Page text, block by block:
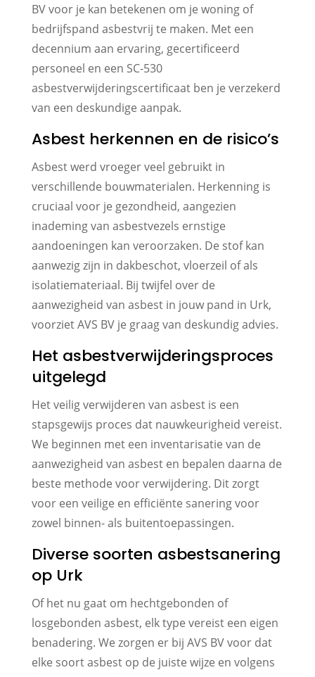
BV voor je kan betekenen om je woning of
bedrijfspand asbestvrij te maken. Met een
decennium aan ervaring, gecertificeerd
personeel en een SC-530
asbestverwijderingscertificaat ben je verzekerd
van een deskundige aanpak.
Asbest herkennen en de risico’s
Asbest werd vroeger veel gebruikt in
verschillende bouwmaterialen. Herkenning is
cruciaal voor je gezondheid, aangezien
inademing van asbestvezels ernstige
aandoeningen kan veroorzaken. De stof kan
aanwezig zijn in dakbeschot, vloerzeil of als
isolatiemateriaal. Bij twijfel over de
aanwezigheid van asbest in jouw pand in Urk,
voorziet AVS BV je graag van deskundig advies.
Het asbestverwijderingsproces
uitgelegd
Het veilig verwijderen van asbest is een
stapsgewijs proces dat nauwkeurigheid vereist.
We beginnen met een inventarisatie van de
aanwezigheid van asbest en bepalen daarna de
beste methode voor verwijdering. Dit zorgt
voor een veilige en efficiënte sanering voor
zowel binnen- als buitentoepassingen.
Diverse soorten asbestsanering
op Urk
Of het nu gaat om hechtgebonden of
losgebonden asbest, elk type vereist een eigen
benadering. We zorgen er bij AVS BV voor dat
elke soort asbest op de juiste wijze en volgens